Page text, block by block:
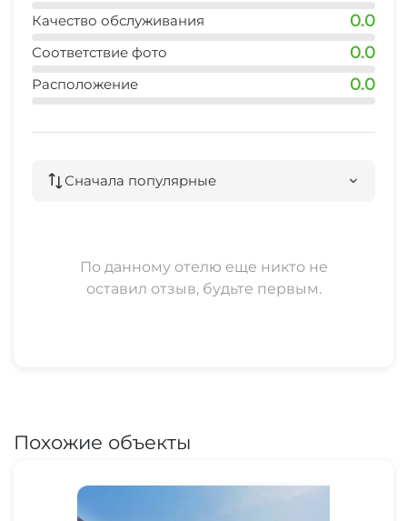
Качество обслуживания 0.0
Соответствие фото 0.0
Расположение 0.0
Сначала популярные
По данному отелю еще никто не
оставил отзыв, будьте первым.
Похожие объекты